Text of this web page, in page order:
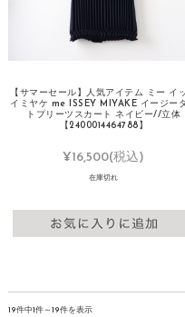
【サマーセール】人気アイテム ミー イ
イミヤケ me ISSEY MIYAKE イージー
トプリーツスカート ネイビー//立体
【2400014464788】
¥16,500(税込)
在庫切れ
19件中1件～19件を表示